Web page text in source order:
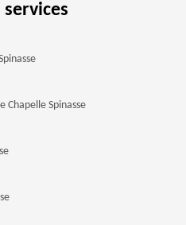
Chapelle Spinasse